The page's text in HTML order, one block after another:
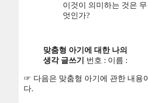
이것이 의미하는 것은 무
엇인가?
맞춤형 아기에 대한 나의
생각 글쓰기
번호 : 이름 :
☞ 다음은 맞춤형 아기에 관한 내용이
다.